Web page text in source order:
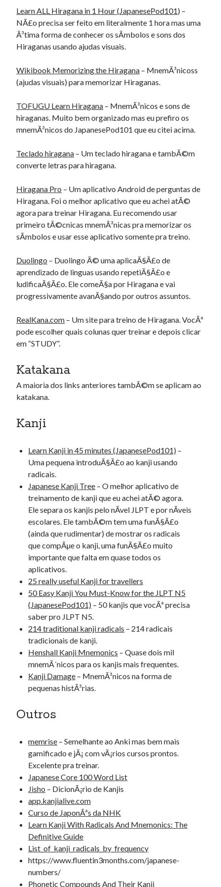
Drawing: chibi in 2 heads proportion
a page that downloads itself
misery loves company
3 keys and knob keyboard
Expedition in the Red Sea, 1963
Learn ALL Hiragana in 1 Hour(JapanesePod101) –
NÃ£o precisa ser feito em literalmente 1 hora mas uma
Ã³tima forma de conhecer os sÃ­mbolos e sons dos
Hiraganas usando ajudas visuais.
Wikibook Memorizing the Hiragana – MnemÃ³nicoss
(ajudas visuais) para memorizar Hiraganas.
TOFUGU Learn Hiragana – MnemÃ³nicos e sons de
hiraganas. Muito bem organizado mas eu prefiro os
mnemÃ³nicos do JapanesePod101 que eu citei acima.
Teclado hiragana – Um teclado hiragana e tambÃ©m
converte letras para hiragana.
Hiragana Pro – Um aplicativo Android de perguntas de
Hiragana. Foi o melhor aplicativo que eu achei atÃ©
agora para treinar Hiragana. Eu recomendo usar
primeiro tÃ©cnicas mnemÃ³nicas pra memorizar os
sÃ­mbolos e usar esse aplicativo somente pra treino.
Duolingo – Duolingo Ã© uma aplicaÃ§Ã£o de
aprendizado de linguas usando repetiÃ§Ã£o e
ludificaÃ§Ã£o. Ele comeÃ§a por Hiragana e vai
progressivamente avanÃ§ando por outros assuntos.
RealKana.com – Um site para treino de Hiragana. VocÃª
pode escolher quais colunas quer treinar e depois clicar
em “STUDY”.
Katakana
A maioria dos links anteriores tambÃ©m se aplicam ao
katakana.
Kanji
Learn Kanji in 45 minutes (JapanesePod101) –
Uma pequena introduÃ§Ã£o ao kanji usando
radicais.
Japanese Kanji Tree – O melhor aplicativo de
treinamento de kanji que eu achei atÃ© agora.
Ele separa os kanjis pelo nÃ­vel JLPT e por nÃ­veis
escolares. Ele tambÃ©m tem uma funÃ§Ã£o
(ainda que rudimentar) de mostrar os radicais
que compÃµe o kanji, uma funÃ§Ã£o muito
importante que falta em quase todos os
aplicativos.
25 really useful Kanji for travellers
50 Easy Kanji You Must-Know for the JLPT N5
(JapanesePod101) – 50 kanjis que vocÃª precisa
saber pro JLPT N5.
214 traditional kanji radicals – 214 radicais
tradicionais de kanji.
Henshall Kanji Mnemonics – Quase dois mil
mnemÃ´nicos para os kanjis mais frequentes.
Kanji Damage – MnemÃ³nicos na forma de
pequenas histÃ³rias.
Outros
memrise – Semelhante ao Anki mas bem mais
gamificado e jÃ¡ com vÃ¡rios cursos prontos.
Excelente pra treinar.
Japanese Core 100 Word List
Jisho – DicionÃ¡rio de Kanjis
app.kanjialive.com
Curso de JaponÃªs da NHK
Learn Kanji With Radicals And Mnemonics: The
Definitive Guide
List_of_kanji_radicals_by_frequency
https://www.fluentin3months.com/japanese-
numbers/
Phonetic Compounds And Their Kanji